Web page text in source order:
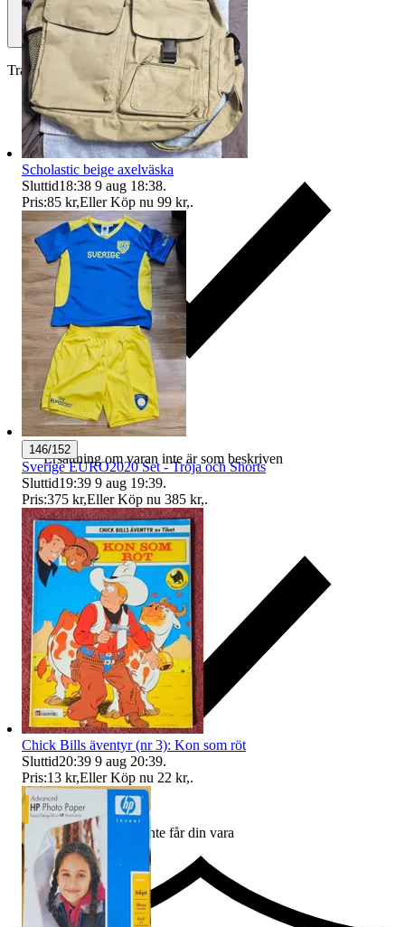
Traderas köparskydd
Ersättning om varan inte är som beskriven
Ersättning om du inte får din vara
Scholastic beige axelväska
Sluttid18:38 9 aug 18:38.
Pris:85 kr,Eller Köp nu 99 kr,.
146/152
Sverige EURO2020 Set - Tröja och Shorts
Sluttid19:39 9 aug 19:39.
Pris:375 kr,Eller Köp nu 385 kr,.
Chick Bills äventyr (nr 3): Kon som röt
Sluttid20:39 9 aug 20:39.
Pris:13 kr,Eller Köp nu 22 kr,.